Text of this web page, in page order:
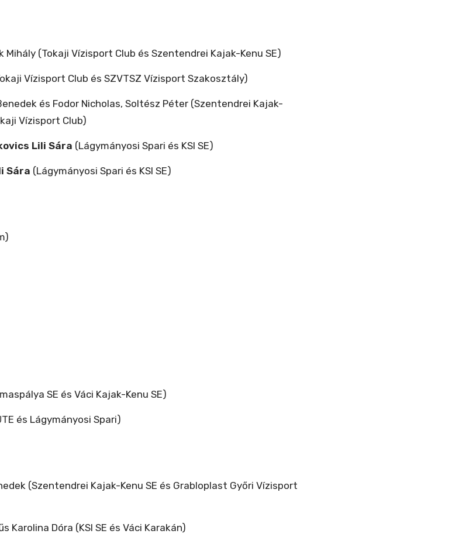
Mihály (Tokaji Vízisport Club és Szentendrei Kajak-Kenu SE)
Vízisport Club és SZVTSZ Vízisport Szakosztály)
és Fodor Nicholas, Soltész Péter (Szentendrei Kajak-
Vízisport Club)
Lili Sára (Lágymányosi Spari és KSI SE)
Sára (Lágymányosi Spari és KSI SE)
SE és Váci Kajak-Kenu SE)
és Lágymányosi Spari)
(Szentendrei Kajak-Kenu SE és Grabloplast Győri Vízisport
Karolina Dóra (KSI SE és Váci Karakán)